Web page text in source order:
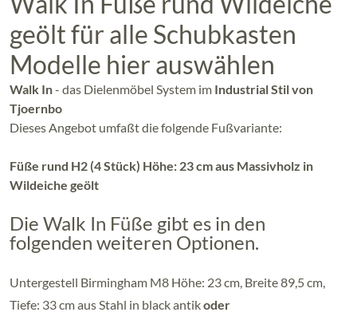
geölt für alle Schubkasten
Modelle hier auswählen
Walk In- das Dielenmöbel System im Industrial Stil von
Tjoernbo
Dieses Angebot umfaßt die folgende Fußvariante:
Füße rund H2 (4 Stück) Höhe: 23 cm aus Massivholz in
Wildeiche geölt
Die Walk In Füße gibt es in den
folgenden weiteren Optionen.
Untergestell Birmingham M8 Höhe: 23 cm, Breite 89,5 cm,
Tiefe: 33 cm aus Stahl in black antikoder